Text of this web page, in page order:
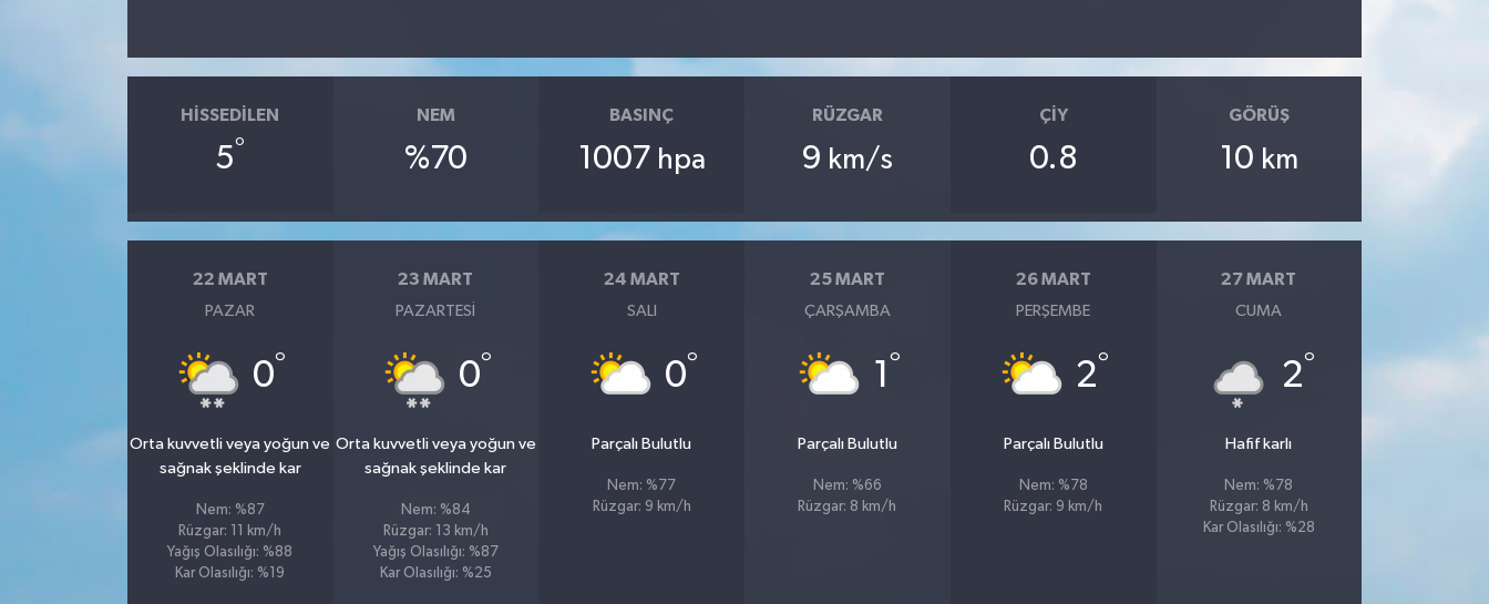
HISSEDILEN
5°
NEM
%70
BASINÇ
1007 hpa
RÜZGAR
9 km/s
ÇIY
0.8
GÖRÜŞ
10 km
22 MART
PAZAR
0°
Orta kuvvetli veya yoğun ve
sağnak şeklinde kar
Nem: %87
Rüzgar: 11 km/h
Yağış Olasılığı: %88
Kar Olasılığı: %19
23 MART
PAZARTESI
0°
Orta kuvvetli veya yoğun ve
sağnak şeklinde kar
Nem: %84
Rüzgar: 13 km/h
Yağış Olasılığı: %87
Kar Olasılığı: %25
24 MART
SALI
0°
Parçalı Bulutlu
Nem: %77
Rüzgar: 9 km/h
25 MART
ÇARŞAMBA
1 °
Parçalı Bulutlu
Nem: %66
Rüzgar: 8 km/h
26 MART
PERŞEMBE
2°
Parçalı Bulutlu
Nem: %78
Rüzgar: 9 km/h
27 MART
CUMA
2°
Hafif karlı
Nem: %78
Rüzgar: 8 km/h
Kar Olasılığı: %28
Teknoloji